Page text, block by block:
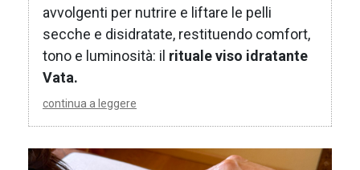
avvolgenti per nutrire e liftare le pelli
secche e disidratate, restituendo comfort,
tono e luminosità: il rituale viso idratante
Vata.
continua a leggere